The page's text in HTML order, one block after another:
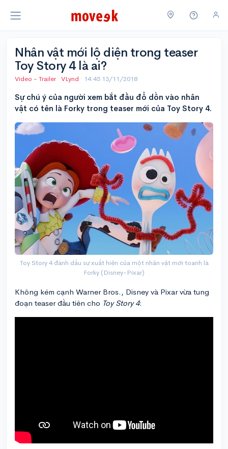
Nhân vật mới lộ diện trong teaser
Toy Story 4 là ai?
Video - Trailer · VLynd · 14:45 13/11/2018
Sự chú ý của người xem bắt đầu đổ dồn vào nhân
vật có tên là Forky trong teaser mới của Toy Story 4.
Toy Story 4 đánh dấu sự xuất hiện của một nhân vật mới toanh là
Forky (Disney-Pixar)
Không kém cạnh Warner Bros., Disney và Pixar vừa tung
đoạn teaser đầu tiên cho Toy Story 4: